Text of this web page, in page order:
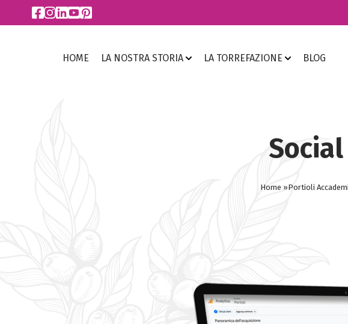
HOME LA NOSTRA STORIA LA TORREFAZIONE BLOG
Home »Portioli